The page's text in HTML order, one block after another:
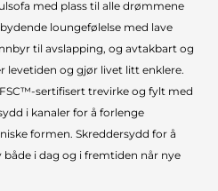
med plass til alle drømmene
loungefølelse med lave
til avslapping, og avtakbart og
levetiden og gjør livet litt enklere.
sertifisert trevirke og fylt med
i kanaler for å forlenge
formen. Skreddersydd for å
i dag og i fremtiden når nye